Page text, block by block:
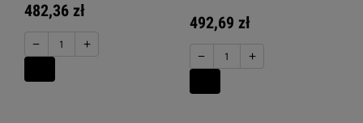
482,36 zł
− +
492,69 zł
− +